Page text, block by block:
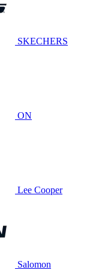
SKECHERS
ON
Lee Cooper
Salomon